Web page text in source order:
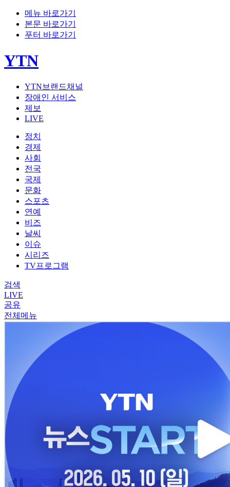
메뉴 바로가기
본문 바로가기
푸터 바로가기
YTN
YTN브랜드채널
장애인 서비스
제보
LIVE
정치
경제
사회
전국
국제
문화
스포츠
연예
비즈
날씨
이슈
시리즈
TV프로그램
검색
LIVE
공유
전체메뉴